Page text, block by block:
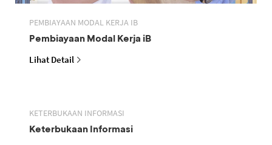
PEMBIAYAAN MODAL KERJA IB
Pembiayaan Modal Kerja iB
Lihat Detail
KETERBUKAAN INFORMASI
Keterbukaan Informasi